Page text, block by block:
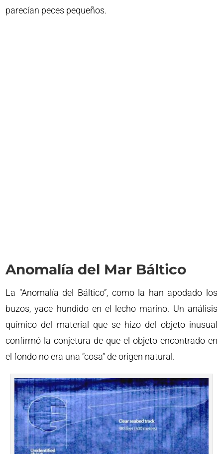
parecían peces pequeños.
Anomalía del Mar Báltico
La “Anomalía del Báltico”, como la han apodado los
buzos, yace hundido en el lecho marino. Un análisis
químico del material que se hizo del objeto inusual
confirmó la conjetura de que el objeto encontrado en
el fondo no era una “cosa” de origen natural.